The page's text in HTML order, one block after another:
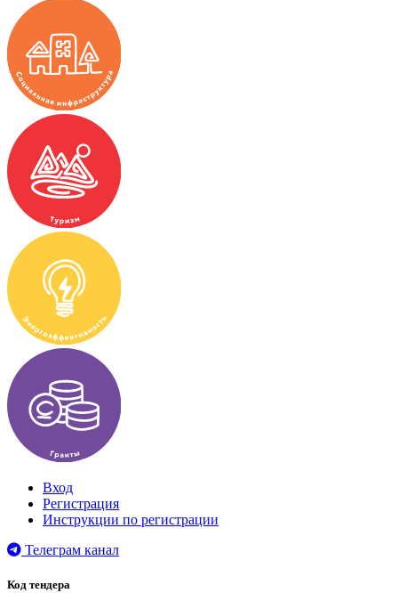
Вход
Регистрация
Инструкции по регистрации
Телеграм канал
Код тендера